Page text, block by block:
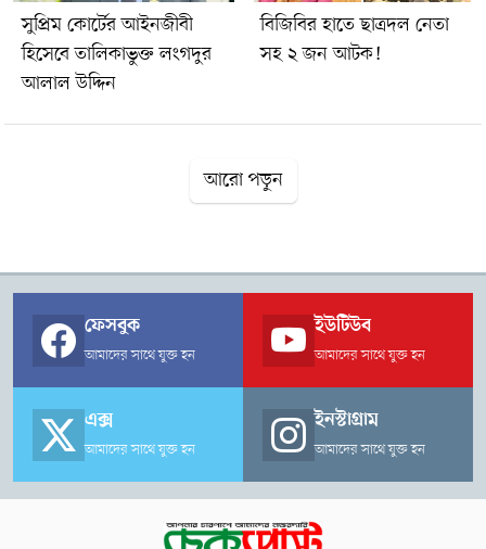
মিথ্যা অভিযোগ তোলা হয়, যা তিনি সম্পূর্ণ ভিত্তিহীন ও উদ্দেশ্যপ্রণোদিত
বলে দাবি করেন।তিনি বলেন, মাদ্রাসা ও মসজিদের সকল আয়-ব্যয়ের
হিসাব ও নথিপত্র সংরক্ষিত রয়েছে এবং স্বচ্ছভাবে পরিচালিত হচ্ছে।সংবাদ
সম্মেলনে তিনি আরও অভিযোগ করেন, স্থানীয় কিছু ব্যক্তি তাকে
প্রাণনাশের হুমকি দিচ্ছেন, যার ফলে তিনি নিরাপত্তাহীনতায় ভুগছেন।
হুমকিদাতাদের বিরুদ্ধে আইনগত পদক্ষেপ নেওয়ার দাবি জানান।
সুপ্রিম কোর্টের আইনজীবী
হিসেবে তালিকাভুক্ত লংগদুর
আলাল উদ্দিন
বিজিবির হাতে ছাত্রদল নেতা
সহ ২ জন আটক!
আরো পড়ুন
ফেসবুক
আমাদের সাথে যুক্ত হন
ইউটিউব
আমাদের সাথে যুক্ত হন
এক্স
আমাদের সাথে যুক্ত হন
ইনস্টাগ্রাম
আমাদের সাথে যুক্ত হন